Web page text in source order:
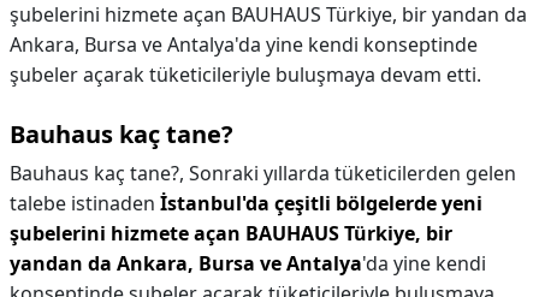
şubelerini hizmete açan BAUHAUS Türkiye, bir yandan da
Ankara, Bursa ve Antalya'da yine kendi konseptinde
şubeler açarak tüketicileriyle buluşmaya devam etti.
Bauhaus kaç tane?
Bauhaus kaç tane?, Sonraki yıllarda tüketicilerden gelen
talebe istinaden İstanbul'da çeşitli bölgelerde yeni
şubelerini hizmete açan BAUHAUS Türkiye, bir
yandan da Ankara, Bursa ve Antalya'da yine kendi